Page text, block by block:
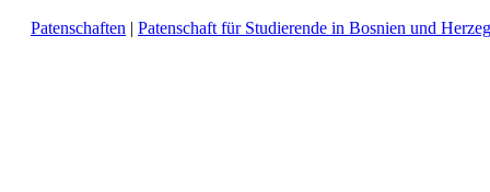
Patenschaften | Patenschaft für Studierende in Bosnien und